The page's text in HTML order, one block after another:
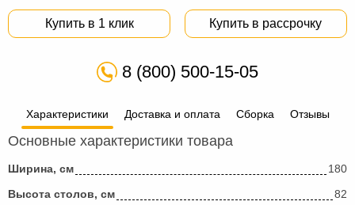
оборудованиеКупить в 1 клик Купить в рассрочку
8 (800) 500-15-05
Характеристики Доставка и оплата Сборка Отзывы
Основные характеристики товара
Ширина, см
180
Высота столов, см
82